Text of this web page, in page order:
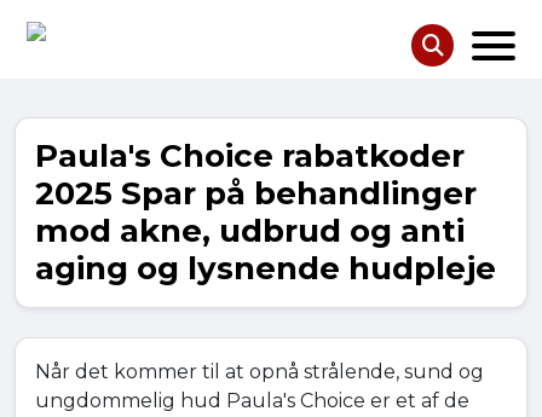
Paula's Choice rabatkoder
2025 Spar på behandlinger
mod akne, udbrud og anti
aging og lysnende hudpleje
Når det kommer til at opnå strålende, sund og
ungdommelig hud Paula's Choice er et af de